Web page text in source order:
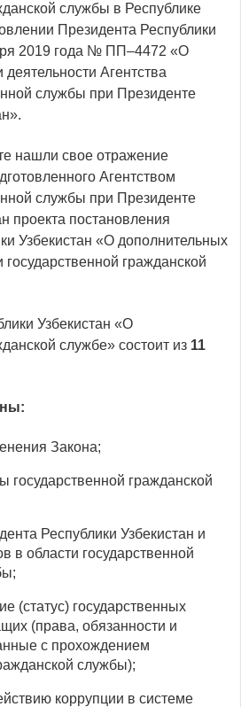
службы в Республике
Президента Республики
2019 года № ПП–4472 «О
Агентства
службы при Президенте
нашли свое отражение
Агентством
службы при Президенте
проекта постановления
Узбекистан «О дополнительных
гражданской
Узбекистан «О
службе» состоит из 11
Закона;
государственной гражданской
Республики Узбекистан и
в области государственной
(статус) государственных
(права, обязанности и
с прохождением
службы);
коррупции в системе